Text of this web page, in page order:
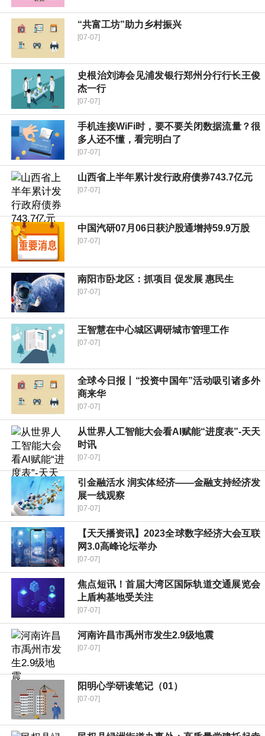
“共富工坊”助力乡村振兴
[07-07]
史根治刘涛会见浦发银行郑州分行行长王俊
杰一行
[07-07]
手机连接WiFi时，要不要关闭数据流量？很
多人还不懂，看完明白了
[07-07]
山西省上半年累计发行政府债券743.7亿元
[07-07]
中国汽研07月06日获沪股通增持59.9万股
[07-07]
​南阳市卧龙区：抓项目 促发展 惠民生
[07-07]
王智慧在中心城区调研城市管理工作
[07-07]
全球今日报丨“投资中国年”活动吸引诸多外
商来华
[07-07]
从世界人工智能大会看AI赋能“进度表”-天天
时讯
[07-07]
引金融活水 润实体经济——金融支持经济发
展一线观察
[07-07]
【天天播资讯】2023全球数字经济大会互联
网3.0高峰论坛举办
[07-07]
焦点短讯！首届大湾区国际轨道交通展览会
上盾构基地受关注
[07-07]
河南许昌市禹州市发生2.9级地震
[07-07]
阳明心学研读笔记（01）
[07-07]